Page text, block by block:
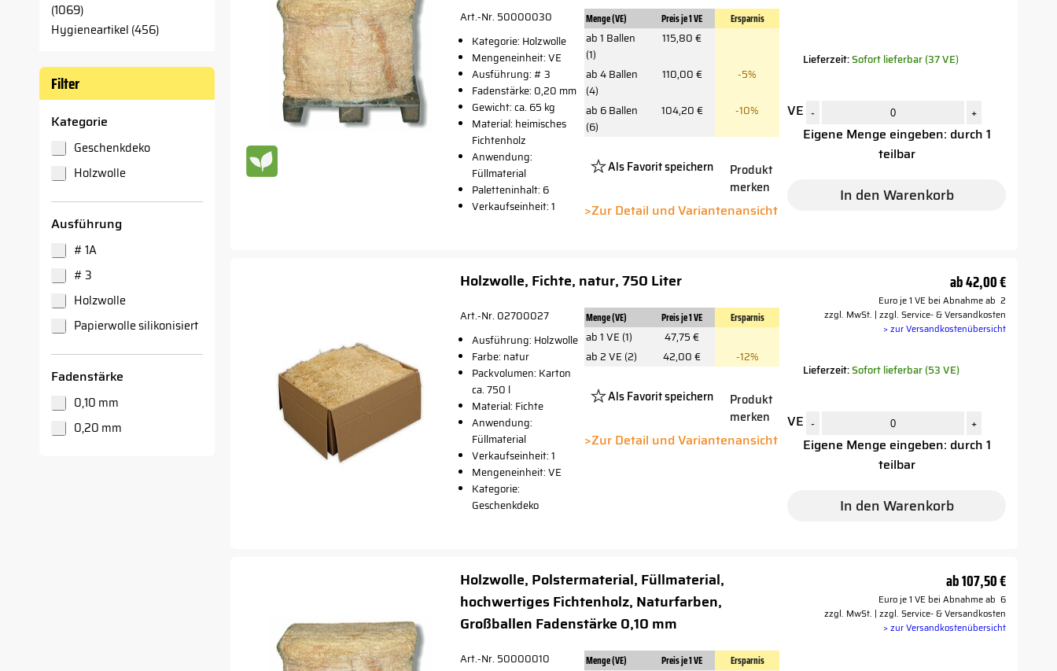
(1069)
Hygieneartikel (456)
Filter
Kategorie
Geschenkdeko
Holzwolle
Ausführung
# 1A
# 3
Holzwolle
Papierwolle silikonisiert
Fadenstärke
0,10 mm
0,20 mm
Art.-Nr. 50000030
Kategorie: Holzwolle
Mengeneinheit: VE
Ausführung: # 3
Fadenstärke: 0,20 mm
Gewicht: ca. 65 kg
Material: heimisches
Fichtenholz
Anwendung:
Füllmaterial
Paletteninhalt: 6
Verkaufseinheit: 1
Menge (VE) Preis je 1 VE
Ersparnis
ab 1 Ballen
(1)
115,80 €
ab 4 Ballen
(4)
110,00 € -5%
ab 6 Ballen
(6)
104,20 € -10%
Als Favorit speichern
Button
Produkt
merken
>Zur Detail und Variantenansicht
Lieferzeit:Sofort lieferbar (37 VE)
VE - +
Eigene Menge eingeben: durch 1
teilbar
In den Warenkorb
Holzwolle, Fichte, natur, 750 Liter
Art.-Nr. 02700027
Ausführung: Holzwolle
Farbe: natur
Packvolumen: Karton
ca. 750 l
Material: Fichte
Anwendung:
Füllmaterial
Verkaufseinheit: 1
Mengeneinheit: VE
Kategorie:
Geschenkdeko
Menge (VE) Preis je 1 VE
Ersparnis
ab 1 VE (1)
47,75 €
ab 2 VE (2)
42,00 € -12%
Als Favorit speichern
Button
Produkt
merken
>Zur Detail und Variantenansicht
ab42,00 €
Euro je 1 VE bei Abnahme ab 2
zzgl. MwSt. | zzgl. Service- & Versandkosten
> zur Versandkostenübersicht
Lieferzeit:Sofort lieferbar (53 VE)
VE - +
Eigene Menge eingeben: durch 1
teilbar
In den Warenkorb
Holzwolle, Polstermaterial, Füllmaterial,
hochwertiges Fichtenholz, Naturfarben,
Großballen Fadenstärke 0,10 mm
Art.-Nr. 50000010
Menge (VE) Preis je 1 VE
Ersparnis
ab107,50 €
Euro je 1 VE bei Abnahme ab 6
zzgl. MwSt. | zzgl. Service- & Versandkosten
> zur Versandkostenübersicht